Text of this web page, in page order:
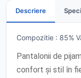
Descriere
Compozitie : 85%
Pantalonii de
confort și stil în